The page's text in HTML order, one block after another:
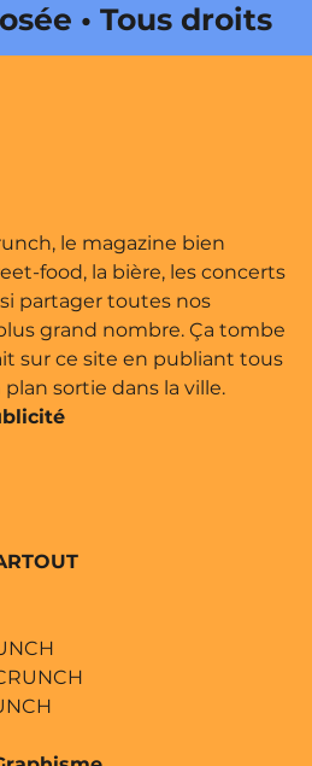
• Tous droits
Onda Web •
le magazine bien
food, la bière, les concerts
partager toutes nos
grand nombre. Ça tombe
sur ce site en publiant tous
sortie dans la ville.